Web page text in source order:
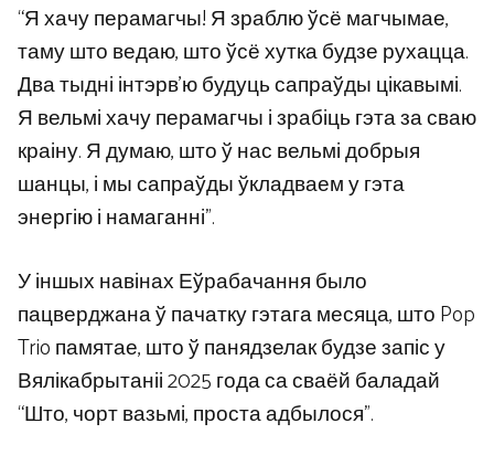
“Я хачу перамагчы! Я зраблю ўсё магчымае,
таму што ведаю, што ўсё хутка будзе рухацца.
Два тыдні інтэрв’ю будуць сапраўды цікавымі.
Я вельмі хачу перамагчы і зрабіць гэта за сваю
краіну. Я думаю, што ў нас вельмі добрыя
шанцы, і мы сапраўды ўкладваем у гэта
энергію і намаганні”.
У іншых навінах Еўрабачання было
пацверджана ў пачатку гэтага месяца, што Pop
Trio памятае, што ў панядзелак будзе запіс у
Вялікабрытаніі 2025 года са сваёй баладай
“Што, чорт вазьмі, проста адбылося”.